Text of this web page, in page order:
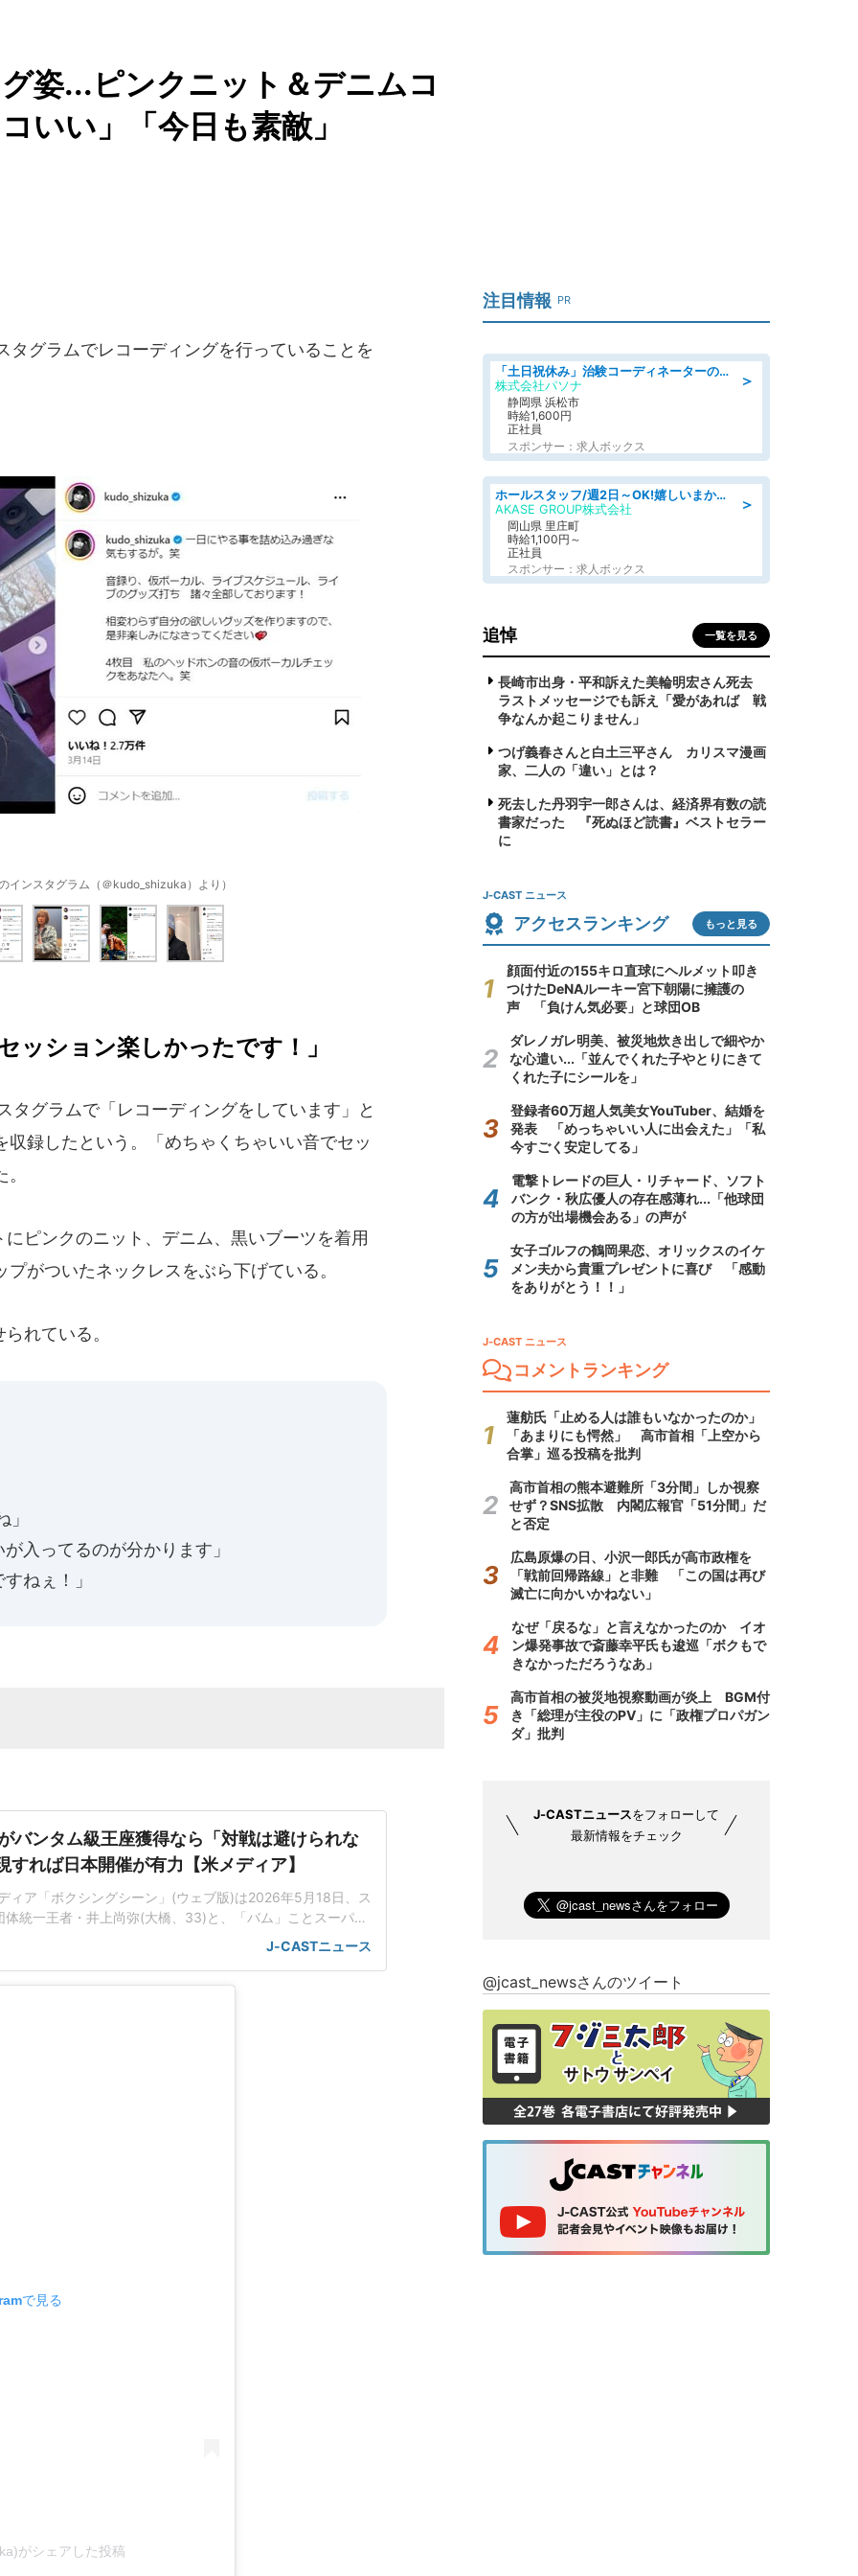
姿...ピンクニット＆デニムコ
い」「今日も素敵」
グラムでレコーディングを行っていることを
インスタグラム（＠kudo_shizuka）より）
ッション楽しかったです！」
グラムで「レコーディングをしています」と
録したという。「めちゃくちゃいい音でセッ
ピンクのニット、デニム、黒いブーツを着用
がついたネックレスをぶら下げている。
れている。
入ってるのが分かります」
ねぇ！」
バンタム級王座獲得なら「対戦は避けられな
すれば日本開催が有力【米メディア】
ィア「ボクシングシーン」(ウェブ版)は2026年5月18日、ス
統一王者・井上尚弥(大橋、33)と、「バム」ことスーパー
ジェシー・ロドリゲス(米国、26)の対戦の可能性に言及し
じられないほど意欲的な若者」ロドリゲスは、井上よりも2
J-CASTニュース
で見る
がシェアした投稿
注目情報 PR
＞
「土日祝休み」治験コーディネーターのお仕事/未経験OK
株式会社パソナ
静岡県 浜松市
時給1,600円
正社員
スポンサー：求人ボックス
＞
ホールスタッフ/週2日～OK!嬉しいまかない付き/岡山県/浅口郡里庄町
AKASE GROUP株式会社
岡山県 里庄町
時給1,100円～
正社員
スポンサー：求人ボックス
追悼 一覧を見る
長崎市出身・平和訴えた美輪明宏さん死去
ラストメッセージでも訴え「愛があれば 戦
争なんか起こりません」
つげ義春さんと白土三平さん カリスマ漫画
家、二人の「違い」とは？
死去した丹羽宇一郎さんは、経済界有数の読
書家だった 『死ぬほど読書』ベストセラー
に
J-CAST ニュース
アクセスランキング もっと見る
顔面付近の155キロ直球にヘルメット叩き
つけたDeNAルーキー宮下朝陽に擁護の
声 「負けん気必要」と球団OB
ダレノガレ明美、被災地炊き出しで細やか
な心遣い...「並んでくれた子やとりにきて
くれた子にシールを」
登録者60万超人気美女YouTuber、結婚を
発表 「めっちゃいい人に出会えた」「私
今すごく安定してる」
電撃トレードの巨人・リチャード、ソフト
バンク・秋広優人の存在感薄れ...「他球団
の方が出場機会ある」の声が
女子ゴルフの鶴岡果恋、オリックスのイケ
メン夫から貴重プレゼントに喜び 「感動
をありがとう！！」
J-CAST ニュース
コメントランキング
蓮舫氏「止める人は誰もいなかったのか」
「あまりにも愕然」 高市首相「上空から
合掌」巡る投稿を批判
高市首相の熊本避難所「3分間」しか視察
せず？SNS拡散 内閣広報官「51分間」だ
と否定
広島原爆の日、小沢一郎氏が高市政権を
「戦前回帰路線」と非難 「この国は再び
滅亡に向かいかねない」
なぜ「戻るな」と言えなかったのか イオ
ン爆発事故で斎藤幸平氏も逡巡「ボクもで
きなかっただろうなあ」
高市首相の被災地視察動画が炎上 BGM付
き「総理が主役のPV」に「政権プロパガン
ダ」批判
J-CASTニュースをフォローして
最新情報をチェック
@jcast_newsさんのツイート